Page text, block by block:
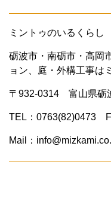
ミントゥのいるくら
砺波市・南砺市・高岡
ョン、庭・外構工事は
〒932-0314 富山県砺
TEL：0763(82)0473
Mail：